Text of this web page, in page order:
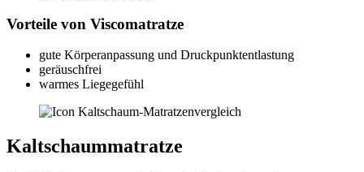
Vorteile von Viscomatratze
gute Körperanpassung und Druckpunktentlastung
geräuschfrei
warmes Liegegefühl
Kaltschaummatratze